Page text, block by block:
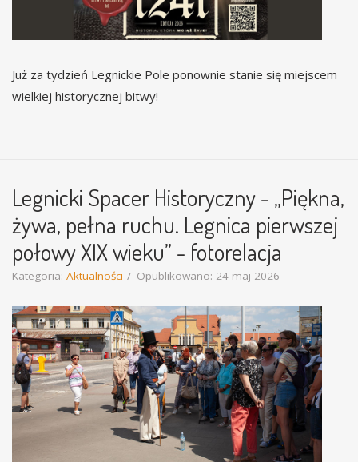
Już za tydzień Legnickie Pole ponownie stanie się miejscem
wielkiej historycznej bitwy!
Legnicki Spacer Historyczny - „Piękna,
żywa, pełna ruchu. Legnica pierwszej
połowy XIX wieku” - fotorelacja
Kategoria: Aktualności Opublikowano: 24 maj 2026